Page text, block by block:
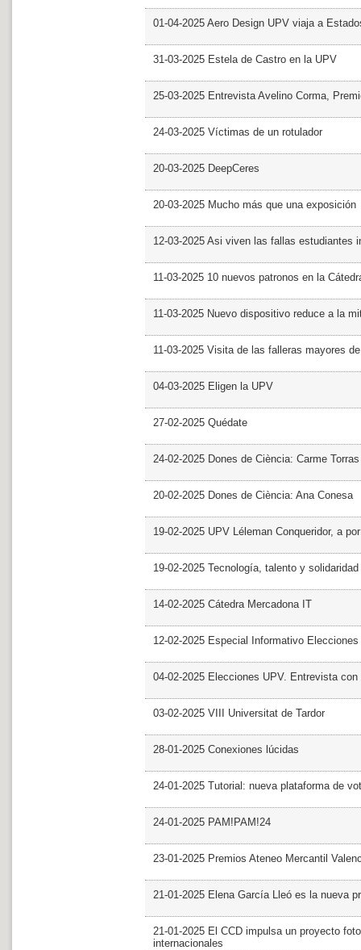
01-04-2025 Aero Design UPV viaja a
31-03-2025 Estela de Castro en la UPV
25-03-2025 Entrevista Avelino Corma,
24-03-2025 Víctimas de un rotulador
20-03-2025 DeepCeres
20-03-2025 Mucho más que una exposición
12-03-2025 Asi viven las fallas estudiantes
11-03-2025 10 nuevos patronos en la
11-03-2025 Nuevo dispositivo reduce a la
11-03-2025 Visita de las falleras mayores
04-03-2025 Eligen la UPV
27-02-2025 Quédate
24-02-2025 Dones de Ciència: Carme Torras
20-02-2025 Dones de Ciència: Ana Conesa
19-02-2025 UPV Léleman Conqueridor, a
19-02-2025 Tecnología, talento y
14-02-2025 Cátedra Mercadona IT
12-02-2025 Especial Informativo Elecciones
04-02-2025 Elecciones UPV. Entrevista con
03-02-2025 VIII Universitat de Tardor
28-01-2025 Conexiones lúcidas
24-01-2025 Tutorial: nueva plataforma de
24-01-2025 PAM!PAM!24
23-01-2025 Premios Ateneo Mercantil
21-01-2025 Elena García Lleó es la nueva
21-01-2025 El CCD impulsa un proyecto
internacionales